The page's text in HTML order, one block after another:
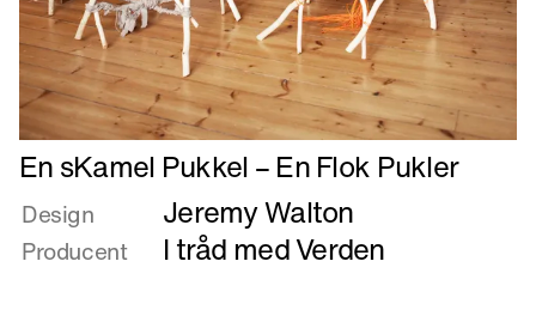
Læs
mere
om
En
sKamel
En sKamel Pukkel – En Flok Pukler
Design Jeremy Walton
Producent I tråd med Verden